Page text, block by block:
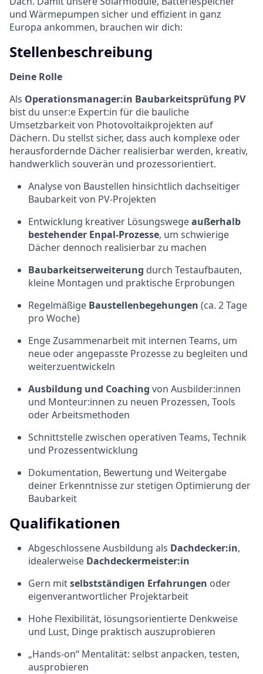
und Wärmepumpen sicher und effizient in ganz
Europa ankommen, brauchen wir dich:
Stellenbeschreibung
Deine Rolle
Als Operationsmanager:in Baubarkeitsprüfung PV
bist du unser:e Expert:in für die bauliche
Umsetzbarkeit von Photovoltaikprojekten auf
Dächern. Du stellst sicher, dass auch komplexe oder
herausfordernde Dächer realisierbar werden, kreativ,
handwerklich souverän und prozessorientiert.
Analyse von Baustellen hinsichtlich dachseitiger
Baubarkeit von PV-Projekten
Entwicklung kreativer Lösungswegeaußerhalb
bestehender Enpal-Prozesse, um schwierige
Dächer dennoch realisierbar zu machen
Baubarkeitserweiterung durch Testaufbauten,
kleine Montagen und praktische Erprobungen
Regelmäßige Baustellenbegehungen (ca. 2 Tage
pro Woche)
Enge Zusammenarbeit mit internen Teams, um
neue oder angepasste Prozesse zu begleiten und
weiterzuentwickeln
Ausbildung und Coaching von Ausbilder:innen
und Monteur:innen zu neuen Prozessen, Tools
oder Arbeitsmethoden
Schnittstelle zwischen operativen Teams, Technik
und Prozessentwicklung
Dokumentation, Bewertung und Weitergabe
deiner Erkenntnisse zur stetigen Optimierung der
Baubarkeit
Qualifikationen
Abgeschlossene Ausbildung als Dachdecker:in,
idealerweise Dachdeckermeister:in
Gern mitselbstständigen Erfahrungen oder
eigenverantwortlicher Projektarbeit
Hohe Flexibilität, lösungsorientierte Denkweise
und Lust, Dinge praktisch auszuprobieren
„Hands-on“ Mentalität: selbst anpacken, testen,
ausprobieren